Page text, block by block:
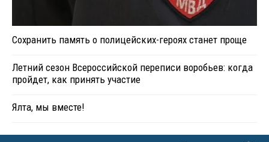
Сохранить память о полицейских-героях станет проще
Летний сезон Всероссийской переписи воробьев: когда
пройдет, как принять участие
Ялта, мы вместе!